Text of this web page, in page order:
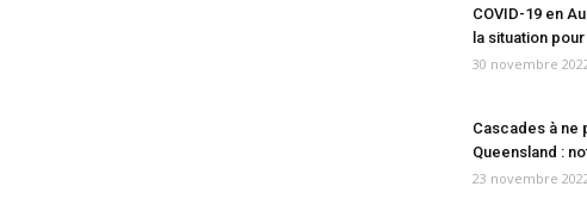
COVID-19 en
la situation
30 novembre
Cascades à ne
Queensland :
23 novembre